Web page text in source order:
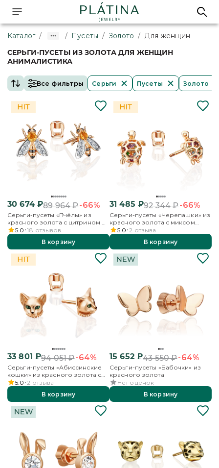
Каталог / / Пусеты / Золото / Для женщин
СЕРЬГИ-ПУСЕТЫ ИЗ ЗОЛОТА ДЛЯ ЖЕНЩИН
АНИМАЛИСТИКА
Все фильтры Серьги Пусеты Золото
30 674₽89 964₽-66%
Серьги-пусеты «Пчёлы» из
красного золота с цитрином и
бесцветными топазами
5.0 18 отзывов
В корзину
31 485 ₽92 344₽-66%
Серьги-пусеты «Черепашки» из
красного золота с миксом
камней
5.0 2 отзыва
В корзину
33 801 ₽94 051₽-64%
Серьги-пусеты «Абиссинские
кошки» из красного золота с
эмалью
5.0 2 отзыва
В корзину
15 652₽43 550₽-64%
Серьги-пусеты «Бабочки» из
красного золота
Нет оценок
В корзину